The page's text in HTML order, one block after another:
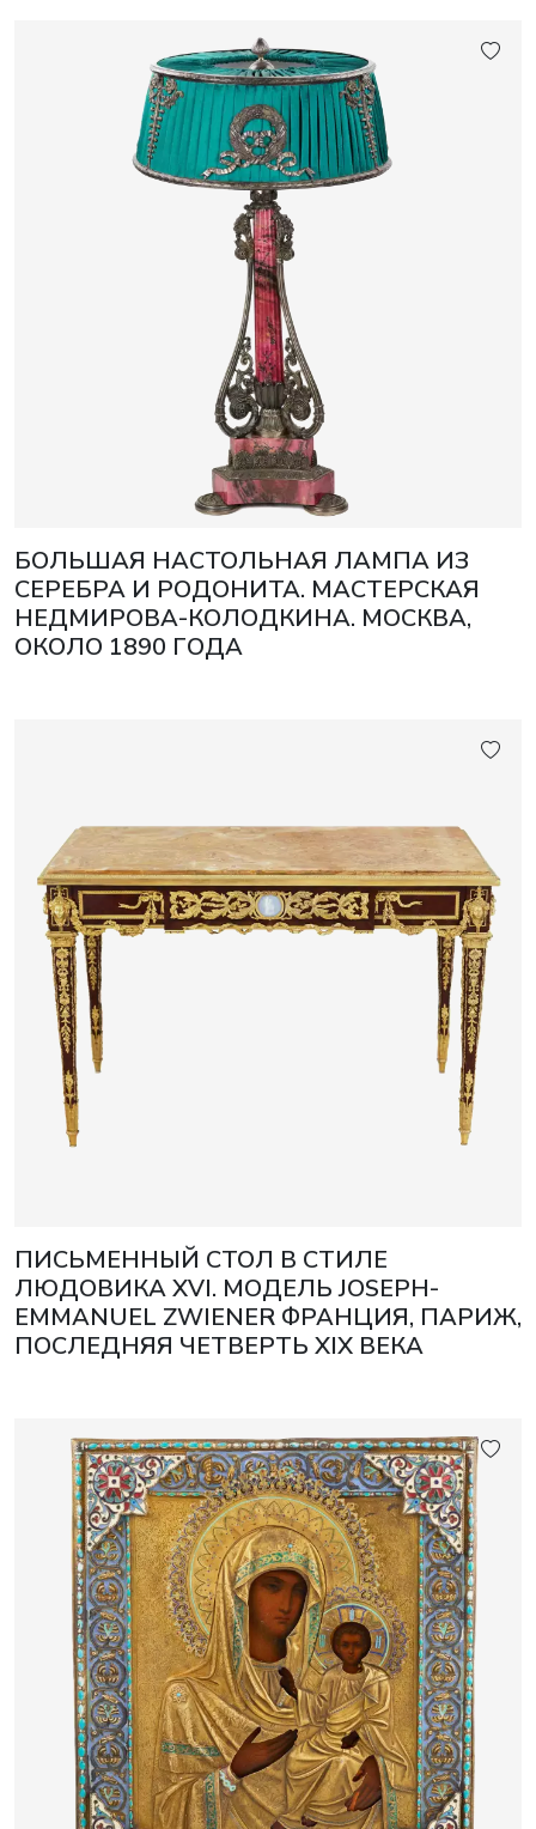
БОЛЬШАЯ НАСТОЛЬНАЯ ЛАМПА ИЗ
СЕРЕБРА И РОДОНИТА. МАСТЕРСКАЯ
НЕДМИРОВА-КОЛОДКИНА. МОСКВА,
ОКОЛО 1890 ГОДА
ПИСЬМЕННЫЙ СТОЛ В СТИЛЕ
ЛЮДОВИКА XVI. МОДЕЛЬ JOSEPH-
EMMANUEL ZWIENER ФРАНЦИЯ, ПАРИЖ,
ПОСЛЕДНЯЯ ЧЕТВЕРТЬ XIX ВЕКА